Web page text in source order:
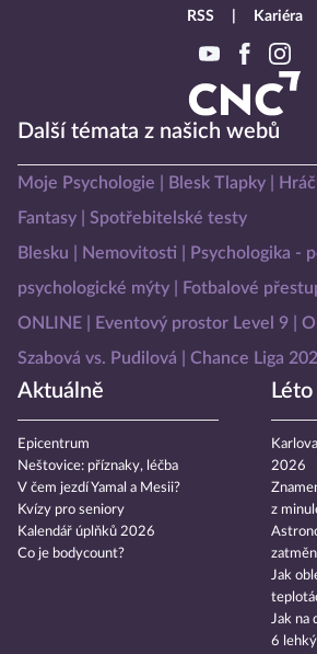
Další témata z našich webů
Moje Psychologie Blesk Tlapky
Fantasy
Spotřebitelské testy
Blesku
Nemovitosti
Psychologika -
psychologické mýty
Fotbalové
ONLINE
Eventový prostor Level 9
Szabová vs. Pudilová
Chance Liga
Aktuálně
Epicentrum
Neštovice: příznaky, léčba
V čem jezdí Yamal a Mesii?
Kvízy pro seniory
Kalendář úplňků 2026
Co je bodycount?
2026
z
Jak
Jak na
6
RSS Kariéra